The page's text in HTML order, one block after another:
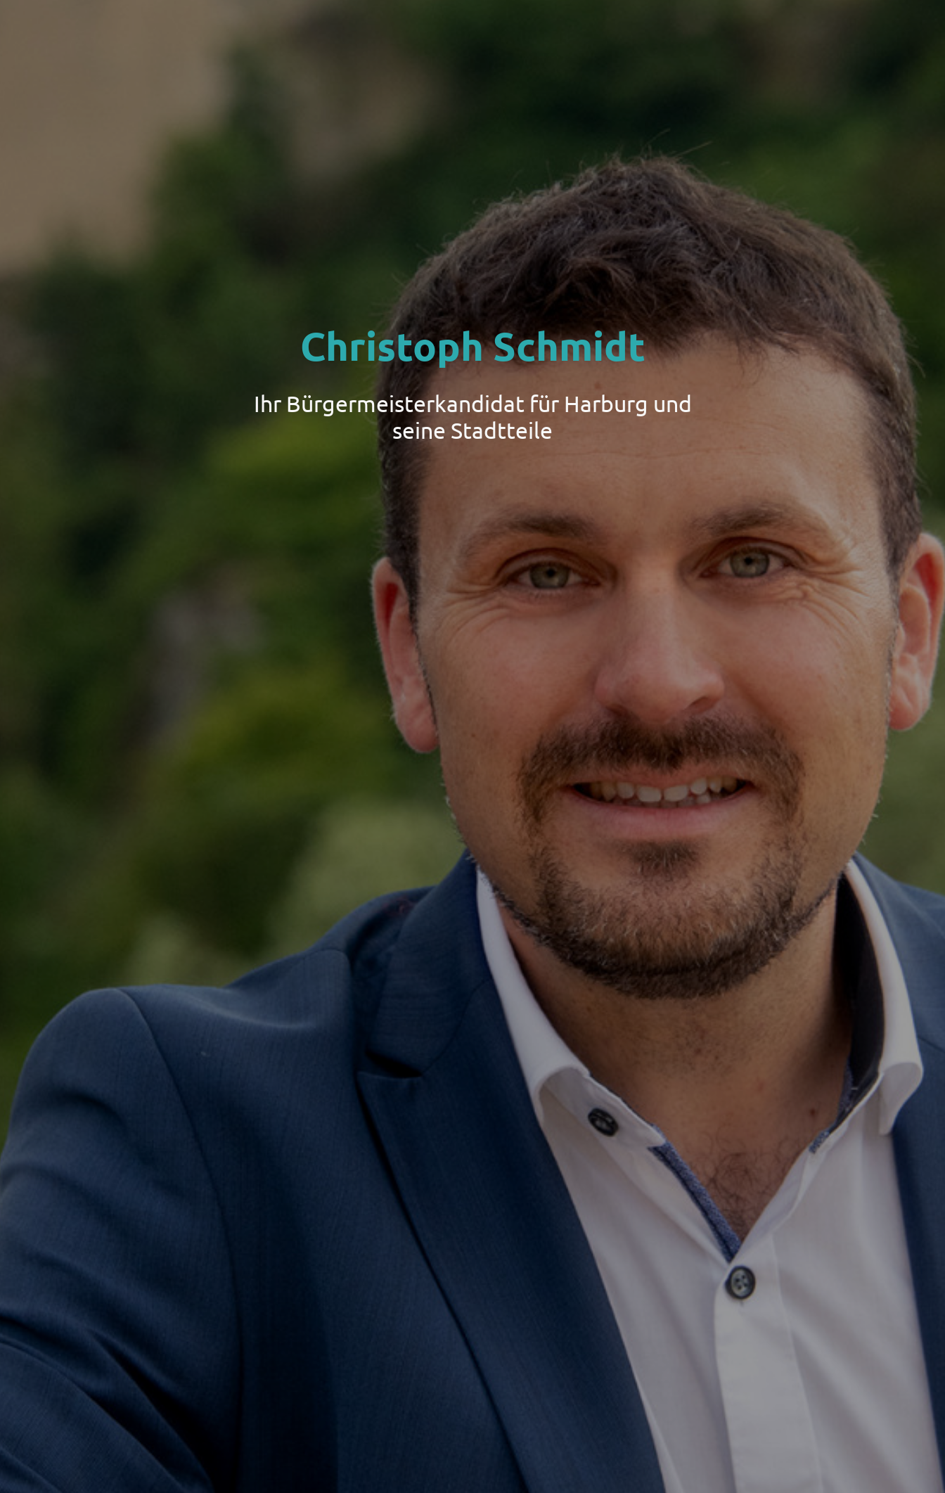
Christoph Schmidt
Ihr Bürgermeisterkandidat für Harburg und
seine Stadtteile